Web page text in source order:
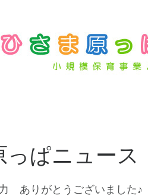
っぱニュース
ありがとうございました♪